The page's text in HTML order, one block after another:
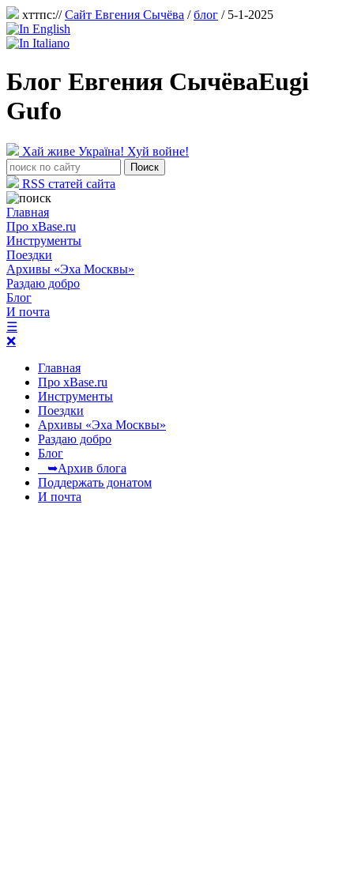
хттпс://Сайт Евгения Сычёва /блог / 5-1-2025
Блог Евгения СычёваEugi
Gufo
Хай живе Україна! Хуй войне!
RSS статей сайта
Главная
Про xBase.ru
Инструменты
Поездки
Архивы «Эха Москвы»
Раздаю добро
Блог
И почта
☰
❌
Главная
Про xBase.ru
Инструменты
Поездки
Архивы «Эха Москвы»
Раздаю добро
Блог
➥Архив блога
Поддержать донатом
И почта